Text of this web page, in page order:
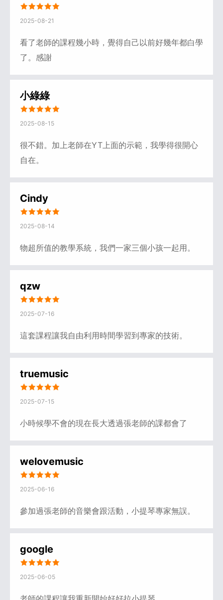
2025-08-21
看了老師的課程幾小時，覺得自己以前好幾年都白學
了。感謝
小綠綠
2025-08-15
很不錯。加上老師在YT上面的示範，我學得很開心
自在。
Cindy
2025-08-14
物超所值的教學系統，我們一家三個小孩一起用。
qzw
2025-07-16
這套課程讓我自由利用時間學習到專家的技術。
truemusic
2025-07-15
小時候學不會的現在長大透過張老師的課都會了
welovemusic
2025-06-16
參加過張老師的音樂會跟活動，小提琴專家無誤。
google
2025-06-05